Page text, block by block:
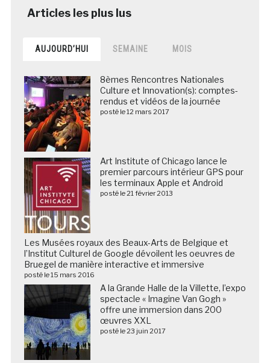
AUJOURD’HUI SEMAINE MOIS
8èmes Rencontres Nationales
Culture et Innovation(s): comptes-
rendus et vidéos de la journée
posté le 12 mars 2017
Art Institute of Chicago lance le
premier parcours intérieur GPS pour
les terminaux Apple et Android
posté le 21 février 2013
Les Musées royaux des Beaux-Arts de Belgique et
l’Institut Culturel de Google dévoilent les oeuvres de
Bruegel de manière interactive et immersive
posté le 15 mars 2016
A la Grande Halle de la Villette, l’expo
spectacle « Imagine Van Gogh »
offre une immersion dans 200
œuvres XXL
posté le 23 juin 2017